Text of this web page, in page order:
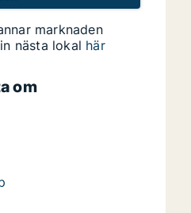
marknaden
nästa lokal här
om